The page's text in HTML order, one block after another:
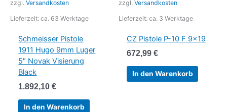
zzgl. Versandkosten
Lieferzeit: ca. 63 Werktage
Schmeisser Pistole
1911 Hugo 9mm Luger
5″ Novak Visierung
Black
1.892,10€
In den Warenkorb
zzgl. Versandkosten
Lieferzeit: ca. 3 Werktage
CZ Pistole P-10 F 9×19
672,99€
In den Warenkorb